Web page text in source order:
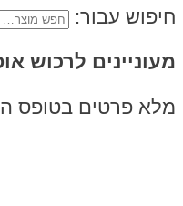
חיפוש עבור:
מעוניינים לרכוש
מלא פרטים בטופס